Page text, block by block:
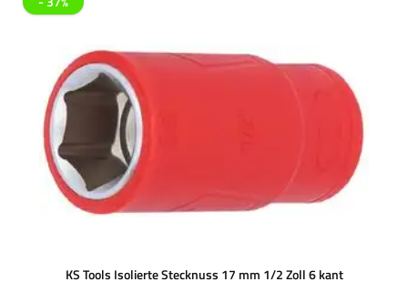
KS Tools Isolierte Stecknuss 17 mm 1/2 Zoll 6 kant